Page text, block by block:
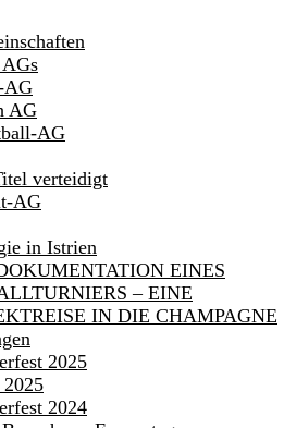
AG
AG
AG
verteidigt
AG
in Istrien
EINES
– EINE
IN DIE CHAMPAGNE
2025
2024